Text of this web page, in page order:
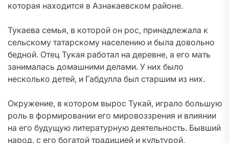
которая находится в Азнакаевском районе.
Тукаева семья, в которой он рос, принадлежала к
сельскому татарскому населению и была довольно
бедной. Отец Тукая работал на деревне, а его мать
занималась домашними делами. У них было
несколько детей, и Габдулла был старшим из них.
Окружение, в котором вырос Тукай, играло большую
роль в формировании его мировоззрения и влиянии
на его будущую литературную деятельность. Бывший
народ, с его богатой традицией и культурой,